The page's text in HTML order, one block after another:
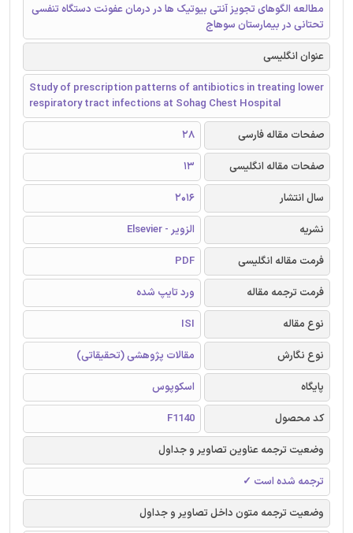
مطالعه الگوهای تجویز آنتی بیوتیک ها در درمان عفونت دستگاه تنفسی
تحتانی در بیمارستان سوهاج
عنوان انگلیسی
Study of prescription patterns of antibiotics in treating lower
respiratory tract infections at Sohag Chest Hospital
صفحات مقاله فارسی
28
صفحات مقاله انگلیسی
13
سال انتشار
2016
نشریه
الزویر - Elsevier
فرمت مقاله انگلیسی
PDF
فرمت ترجمه مقاله
ورد تایپ شده
نوع مقاله
ISI
نوع نگارش
مقالات پژوهشی (تحقیقاتی)
پایگاه
اسکوپوس
کد محصول
F1140
وضعیت ترجمه عناوین تصاویر و جداول
ترجمه شده است ✓
وضعیت ترجمه متون داخل تصاویر و جداول